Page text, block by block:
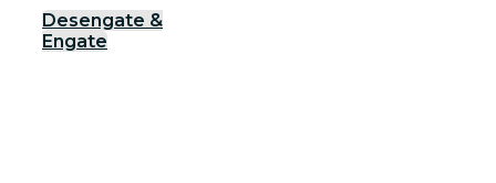
Desengate &
Engate